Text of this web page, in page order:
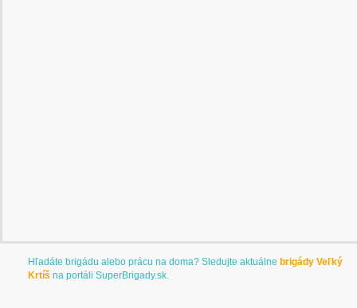
Hľadáte brigádu alebo prácu na doma? Sledujte aktuálne brigády Veľký
Krtíš na portáli SuperBrigady.sk.